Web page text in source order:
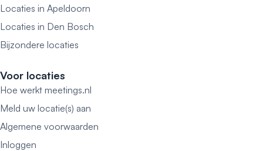
Locaties in Apeldoorn
Locaties in Den Bosch
Bijzondere locaties
Voor locaties
Hoe werkt meetings.nl
Meld uw locatie(s) aan
Algemene voorwaarden
Inloggen